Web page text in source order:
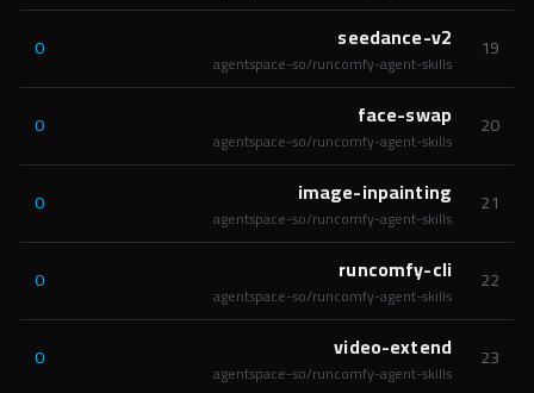
19
seedance-v2
agentspace-so/runcomfy-agent-skills
0
20
face-swap
agentspace-so/runcomfy-agent-skills
0
21
image-inpainting
agentspace-so/runcomfy-agent-skills
0
22
runcomfy-cli
agentspace-so/runcomfy-agent-skills
0
23
video-extend
agentspace-so/runcomfy-agent-skills
0